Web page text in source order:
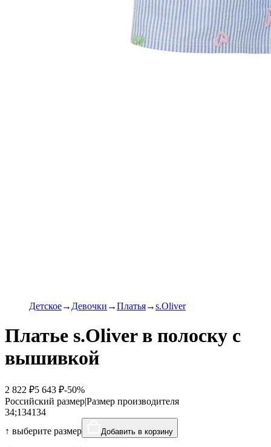
Детское Девочки Платья s.Oliver
Платье s.Oliver в полоску с
вышивкой
2 822 ₽5 643 ₽-50%
Российский размер|Размер производителя
34;134134
↑ выберите размер
Добавить в корзину